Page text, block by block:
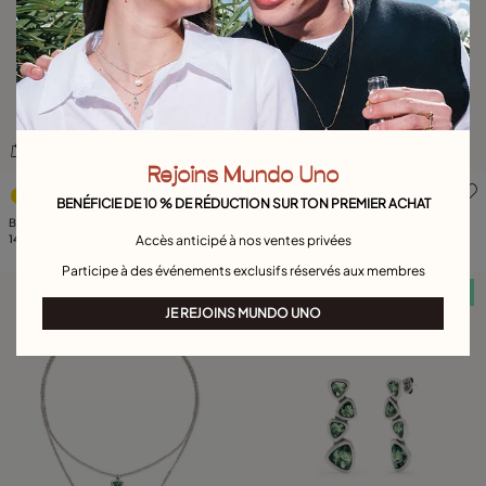
4,9 sur 5 Evaluation des clients
Bague plaquée argent avec cristal vert
de forme triangulaire
149,00 €
5 sur 5 Evaluation des
cristaux multicolores de forme
149,00 €
Rejoins Mundo Uno
BENÉFICIE DE 10 % DE RÉDUCTION SUR TON PREMIER ACHAT
Accès anticipé à nos ventes privées
Participe à des événements exclusifs réservés aux membres
JE REJOINS MUNDO UNO